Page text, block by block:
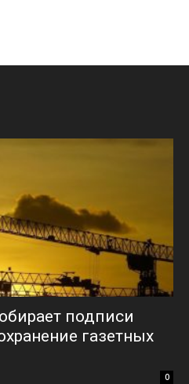
подписи
газетных
0